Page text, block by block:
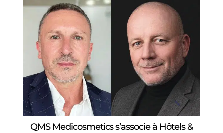
QMS Medicosmetics s’associe à Hôtels &